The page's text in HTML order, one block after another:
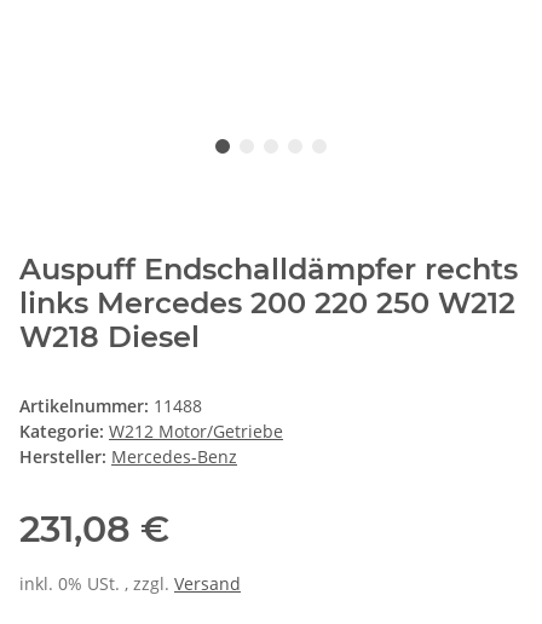
Auspuff Endschalldämpfer rechts
links Mercedes 200 220 250 W212
W218 Diesel
Artikelnummer: 11488
Kategorie: W212 Motor/Getriebe
Hersteller: Mercedes-Benz
231,08 €
inkl. 0% USt. , zzgl. Versand